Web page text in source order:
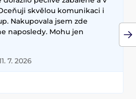
zdravou a zářivou pleť.
skvělou komunikaci i
Nakupovala jsem zde
naposledy. Mohu jen
7. 2026